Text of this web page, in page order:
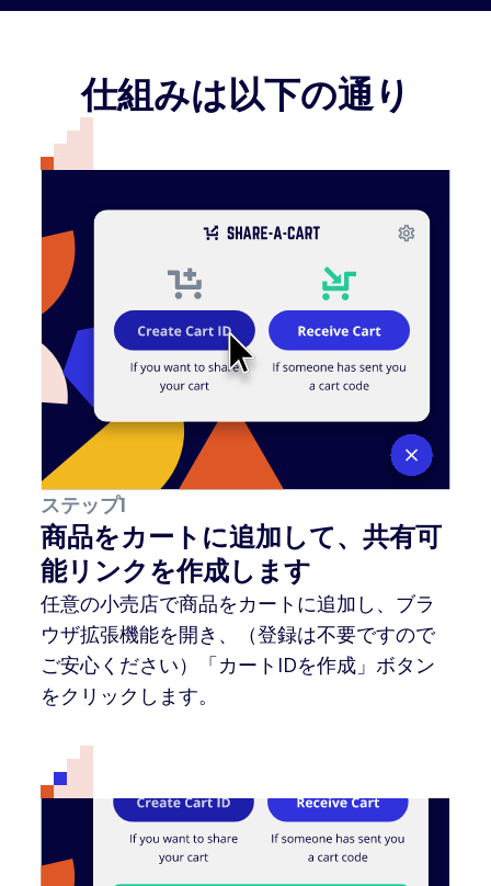
仕組みは以下の通り
ステップ1
商品をカートに追加して、共有可
能リンクを作成します
任意の小売店で商品をカートに追加し、ブラ
ウザ拡張機能を開き、（登録は不要ですので
ご安心ください）「カートIDを作成」ボタン
をクリックします。